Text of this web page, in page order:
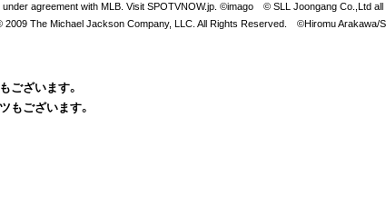
under agreement with MLB. Visit SPOTVNOW.jp. ©imago © SLL Joongang
The Michael Jackson Company, LLC. All Rights Reserved. ©Hiromu Arakawa/
ございます。
もございます。